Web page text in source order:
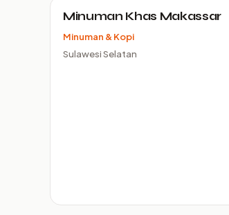
Minuman Khas Makassar
Minuman & Kopi
Sulawesi Selatan